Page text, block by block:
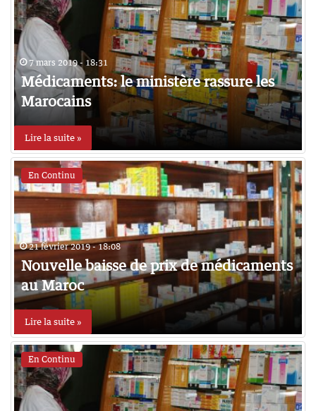
7 mars 2019 - 18:31
Médicaments: le ministère rassure les
Marocains
Lire la suite »
En Continu
21 février 2019 - 18:08
Nouvelle baisse de prix de médicaments
au Maroc
Lire la suite »
En Continu